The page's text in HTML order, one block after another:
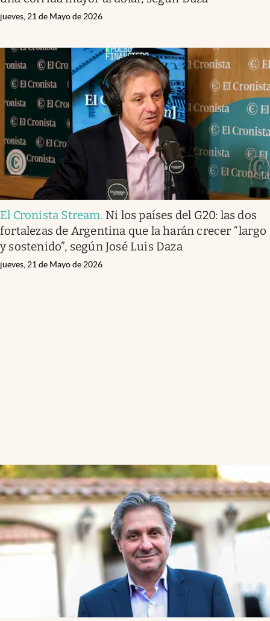
jueves, 21 de Mayo de 2026
El Cronista Stream. Ni los países del G20: las dos
fortalezas de Argentina que la harán crecer “largo
y sostenido”, según José Luis Daza
jueves, 21 de Mayo de 2026